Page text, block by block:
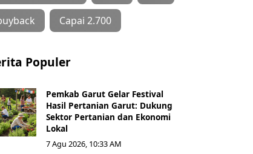
Capai 2.700
Populer
Pemkab Garut Gelar Festival
Hasil Pertanian Garut: Dukung
Sektor Pertanian dan Ekonomi
Lokal
7 Agu 2026, 10:33 AM